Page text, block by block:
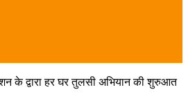
के द्वारा हर घर तुलसी अभियान की शुरुआत